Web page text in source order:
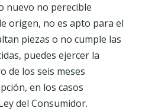
nuevo no perecible
origen, no es apto para el
piezas o no cumple las
puedes ejercer la
de los seis meses
en los casos
del Consumidor.